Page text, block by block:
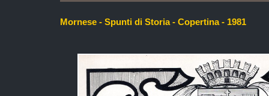
Mornese - Spunti di Storia - Copertina - 1981